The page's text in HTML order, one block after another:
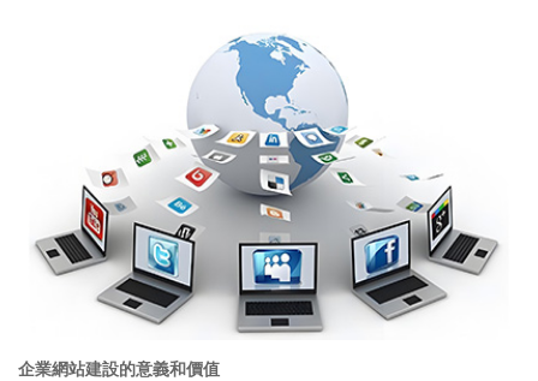
企業網站建設的意義和價值